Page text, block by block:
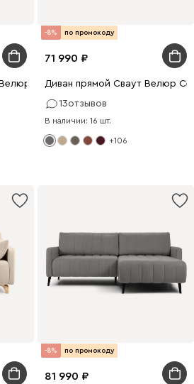
Серый
-8% по промокоду
71 990
Диван прямой Сваут Велюр
13отзывов
В наличии: 16 шт.
+106
-8% по промокоду
81 990